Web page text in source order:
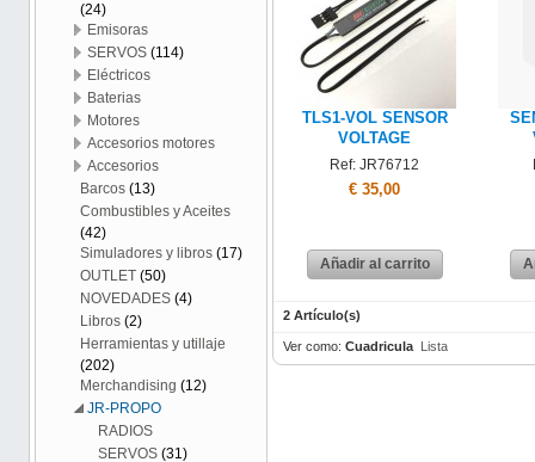
TLS1-VOL SENSOR
VOLTAGE
Ref: JR76712
€ 35,00
Añadir al carrito
2 Artículo(s)
Ver como: Cuadricula Lista
(24)
Emisoras
SERVOS (114)
Eléctricos
Baterias
Motores
Accesorios motores
Accesorios
Barcos (13)
Combustibles y Aceites
(42)
Simuladores y libros (17)
OUTLET (50)
NOVEDADES (4)
Libros (2)
Herramientas y utillaje
(202)
Merchandising (12)
JR-PROPO
RADIOS
SERVOS (31)